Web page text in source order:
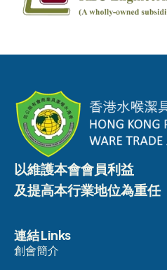
以維護本會會員利益
及提高本行業地位為重任
連結 Links
創會簡介